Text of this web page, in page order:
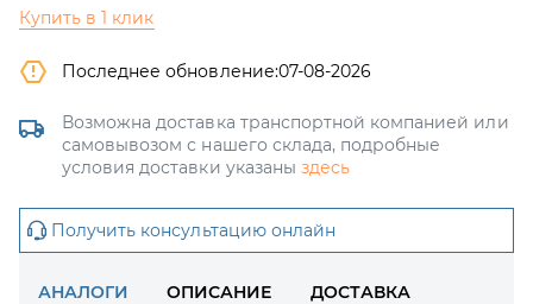
Купить в 1 клик
Последнее обновление:07-08-2026
Возможна доставка транспортной компанией или
самовывозом с нашего склада, подробные
условия доставки указаны здесь
Получить консультацию онлайн
АНАЛОГИ ОПИСАНИЕ ДОСТАВКА